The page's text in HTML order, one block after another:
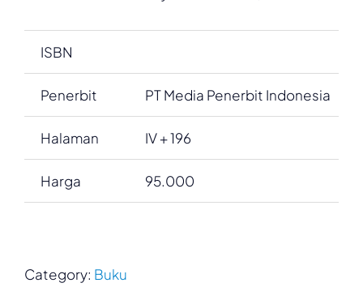
ISBN
Penerbit PT Media Penerbit Indonesia
Halaman IV + 196
Harga 95.000
Category: Buku